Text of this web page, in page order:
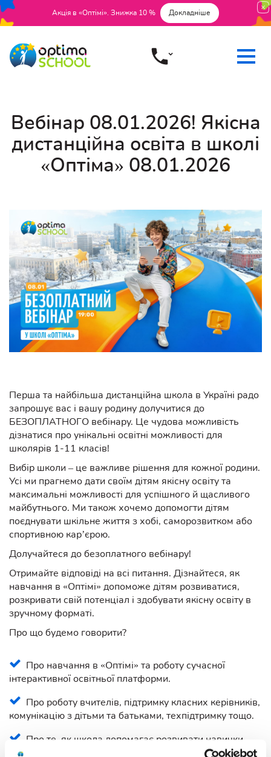
Акція в «Оптімі». Знижка 10 % Докладніше
Вебінар 08.01.2026! Якісна
дистанційна освіта в школі
«Оптіма» 08.01.2026
Перша та найбільша дистанційна школа в Україні радо
запрошує вас і вашу родину долучитися до
БЕЗОПЛАТНОГО вебінару. Це чудова можливість
дізнатися про унікальні освітні можливості для
школярів 1-11 класів!
Вибір школи – це важливе рішення для кожної родини.
Усі ми прагнемо дати своїм дітям якісну освіту та
максимальні можливості для успішного й щасливого
майбутнього. Ми також хочемо допомогти дітям
поєднувати шкільне життя з хобі, саморозвитком або
спортивною кар’єрою.
Долучайтеся до безоплатного вебінару!
Отримайте відповіді на всі питання. Дізнайтеся, як
навчання в «Оптімі» допоможе дітям розвиватися,
розкривати свій потенціал і здобувати якісну освіту в
зручному форматі.
Про що будемо говорити?
Про навчання в «Оптімі» та роботу сучасної
інтерактивної освітньої платформи.
Про роботу вчителів, підтримку класних керівників,
комунікацію з дітьми та батьками, техпідтримку тощо.
Про те, як школа допомагає розвивати навички
успішного майбутнього: тайм-менеджмент і фінансову